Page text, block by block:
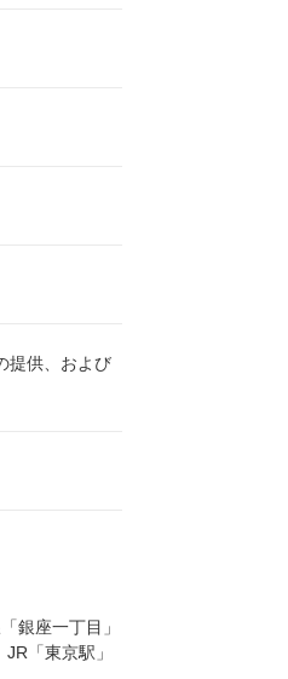
提供、および
銀座一丁目」
「東京駅」